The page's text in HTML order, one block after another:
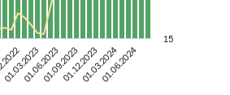
01.06.202301.12.202301.06.2024
01.03.202301.09.202301.03.2024
15